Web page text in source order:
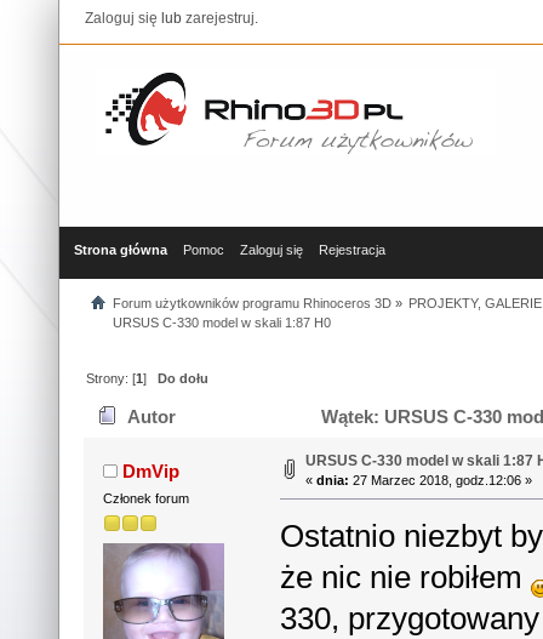
Zaloguj się lub zarejestruj.
Strona główna Pomoc Zaloguj się Rejestracja
Forum użytkowników programu Rhinoceros 3D» PROJEKTY,
URSUS C-330 model w skali 1:87 H0
Strony: [1]Do dołu
Autor Wątek: URSUS C-330
DmVip
Członek forum
URSUS C-330 model w skali 1:87
«dnia: 27 Marzec 2018, godz.12:06 »
Ostatnio niezbyt
że nic nie robiłem
330,